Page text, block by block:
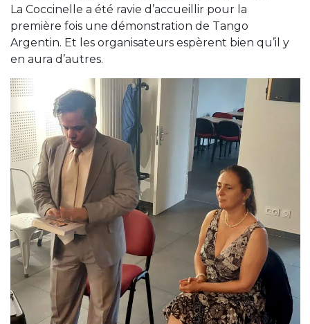
La Coccinelle a été ravie d’accueillir pour la
première fois une démonstration de Tango
Argentin. Et les organisateurs espèrent bien qu’il y
en aura d’autres.